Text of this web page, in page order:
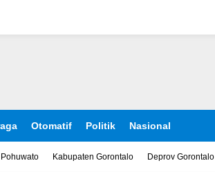
Otomatif Politik Nasional
Pohuwato Kabupaten Gorontalo Deprov Gorontalo